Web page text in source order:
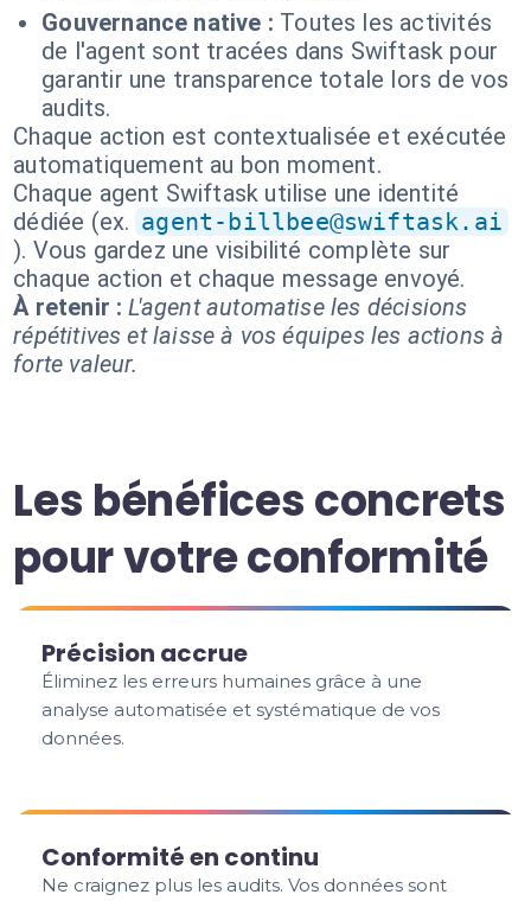
Gouvernance native : Toutes les activités
de l'agent sont tracées dans Swiftask pour
garantir une transparence totale lors de vos
audits.
Chaque action est contextualisée et exécutée
automatiquement au bon moment.
Chaque agent Swiftask utilise une identité
dédiée (ex. agent-billbee@swiftask.ai
). Vous gardez une visibilité complète sur
chaque action et chaque message envoyé.
À retenir : L'agent automatise les décisions
répétitives et laisse à vos équipes les actions à
forte valeur.
Les bénéfices concrets
pour votre conformité
Précision accrue
Éliminez les erreurs humaines grâce à une
analyse automatisée et systématique de vos
données.
Conformité en continu
Ne craignez plus les audits. Vos données sont